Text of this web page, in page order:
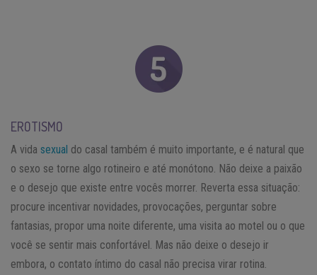
EROTISMO
A vida sexual do casal também é muito importante, e é natural que
o sexo se torne algo rotineiro e até monótono. Não deixe a paixão
e o desejo que existe entre vocês morrer. Reverta essa situação:
procure incentivar novidades, provocações, perguntar sobre
fantasias, propor uma noite diferente, uma visita ao motel ou o que
você se sentir mais confortável. Mas não deixe o desejo ir
embora, o contato íntimo do casal não precisa virar rotina.